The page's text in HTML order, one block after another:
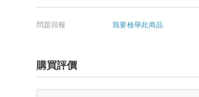
問題回報 我要檢舉此商品
購買評價